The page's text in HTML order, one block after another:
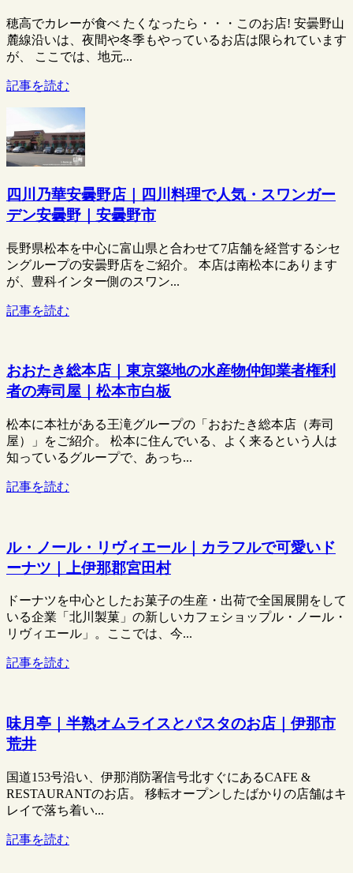
穂高でカレーが食べ たくなったら・・・このお店! 安曇野山
麓線沿いは、夜間や冬季もやっているお店は限られています
が、 ここでは、地元...
記事を読む
四川乃華安曇野店｜四川料理で人気・スワンガー
デン安曇野｜安曇野市
長野県松本を中心に富山県と合わせて7店舗を経営するシセ
ングループの安曇野店をご紹介。 本店は南松本にあります
が、豊科インター側のスワン...
記事を読む
おおたき総本店｜東京築地の水産物仲卸業者権利
者の寿司屋｜松本市白板
松本に本社がある王滝グループの「おおたき総本店（寿司
屋）」をご紹介。 松本に住んでいる、よく来るという人は
知っているグループで、あっち...
記事を読む
ル・ノール・リヴィエール｜カラフルで可愛いド
ーナツ｜上伊那郡宮田村
ドーナツを中心としたお菓子の生産・出荷で全国展開をして
いる企業「北川製菓」の新しいカフェショップル・ノール・
リヴィエール」。ここでは、今...
記事を読む
味月亭｜半熟オムライスとパスタのお店｜伊那市
荒井
国道153号沿い、伊那消防署信号北すぐにあるCAFE &
RESTAURANTのお店。 移転オープンしたばかりの店舗はキ
レイで落ち着い...
記事を読む